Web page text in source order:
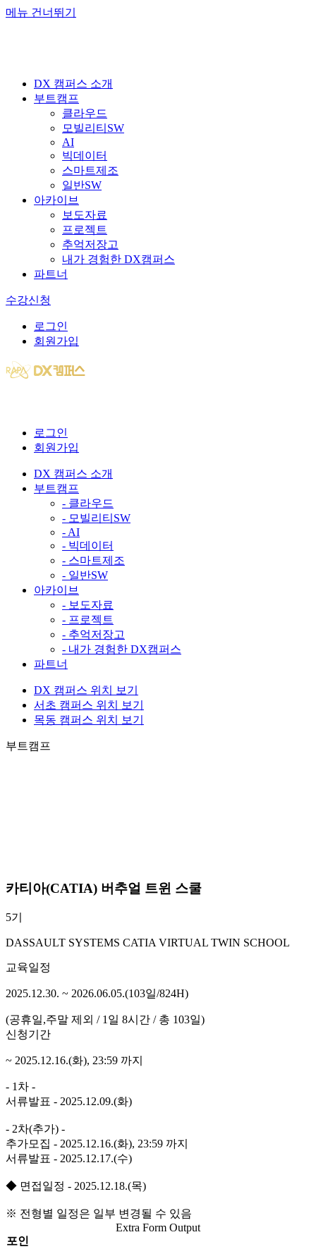
메뉴 건너뛰기
DX 캠퍼스 소개
부트캠프
클라우드
모빌리티SW
AI
빅데이터
스마트제조
일반SW
아카이브
보도자료
프로젝트
추억저장고
내가 경험한 DX캠퍼스
파트너
수강신청
로그인
회원가입
로그인
회원가입
DX 캠퍼스 소개
부트캠프
- 클라우드
- 모빌리티SW
- AI
- 빅데이터
- 스마트제조
- 일반SW
아카이브
- 보도자료
- 프로젝트
- 추억저장고
- 내가 경험한 DX캠퍼스
파트너
DX 캠퍼스 위치 보기
서초 캠퍼스 위치 보기
목동 캠퍼스 위치 보기
부트캠프
카티아(CATIA) 버추얼 트윈 스쿨
5기
DASSAULT SYSTEMS CATIA VIRTUAL TWIN SCHOOL
교육일정
2025.12.30. ~ 2026.06.05.(103일/824H)
(공휴일,주말 제외 / 1일 8시간 / 총 103일)
신청기간
~ 2025.12.16.(화), 23:59 까지
- 1차 -
서류발표 - 2025.12.09.(화)
- 2차(추가) -
추가모집 - 2025.12.16.(화), 23:59 까지
서류발표 - 2025.12.17.(수)
◆ 면접일정 - 2025.12.18.(목)
※ 전형별 일정은 일부 변경될 수 있음
Extra Form Output
포인